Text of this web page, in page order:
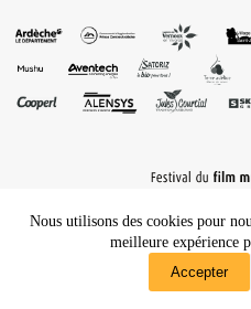
Nous utilisons des cookies pour
meilleure expérience
Accepter
Contact